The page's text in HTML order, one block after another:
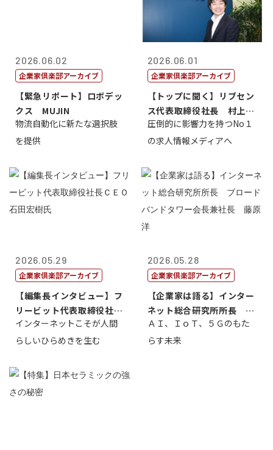
2026.06.02
企業家倶楽部アーカイブ
【緊急リポート】ロボデッ
クス MUJIN
物流自動化に新たな選択肢
を提供
2026.06.01
企業家倶楽部アーカイブ
【トップに聞く】リブセン
ス代表取締役社長 村上太
一 氏
圧倒的に影響力を持つNo１
の求人情報メディアへ
2026.05.29
企業家倶楽部アーカイブ
【編集長インタビュー】フ
リービット代表取締役社長
ＣＥＯ 石田...
インターネットこそが人間
らしいひらめきを生む
2026.05.28
企業家倶楽部アーカイブ
【企業家は語る】インター
ネット総合研究所所長 ブ
ロードバンド...
ＡＩ、ＩｏＴ、５Ｇのもた
らす未来